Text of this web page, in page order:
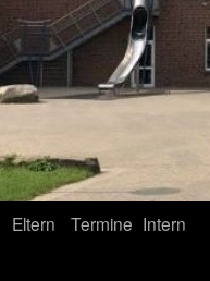
Eltern Termine Intern